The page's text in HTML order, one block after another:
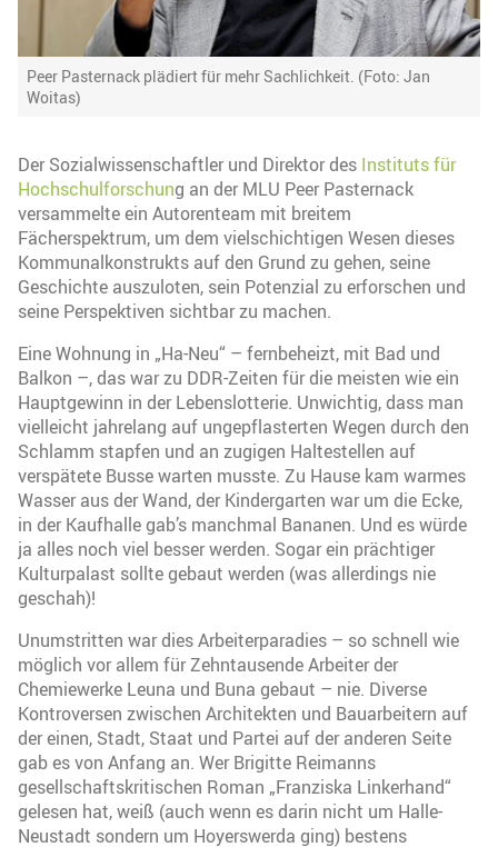
Peer Pasternack plädiert für mehr Sachlichkeit. (Foto: Jan
Woitas)
Der Sozialwissenschaftler und Direktor des Instituts für
Hochschulforschung an der MLU Peer Pasternack
versammelte ein Autorenteam mit breitem
Fächerspektrum, um dem vielschichtigen Wesen dieses
Kommunalkonstrukts auf den Grund zu gehen, seine
Geschichte auszuloten, sein Potenzial zu erforschen und
seine Perspektiven sichtbar zu machen.
Eine Wohnung in „Ha-Neu“ – fernbeheizt, mit Bad und
Balkon –, das war zu DDR-Zeiten für die meisten wie ein
Hauptgewinn in der Lebenslotterie. Unwichtig, dass man
vielleicht jahrelang auf ungepflasterten Wegen durch den
Schlamm stapfen und an zugigen Haltestellen auf
verspätete Busse warten musste. Zu Hause kam warmes
Wasser aus der Wand, der Kindergarten war um die Ecke,
in der Kaufhalle gab’s manchmal Bananen. Und es würde
ja alles noch viel besser werden. Sogar ein prächtiger
Kulturpalast sollte gebaut werden (was allerdings nie
geschah)!
Unumstritten war dies Arbeiterparadies – so schnell wie
möglich vor allem für Zehntausende Arbeiter der
Chemiewerke Leuna und Buna gebaut – nie. Diverse
Kontroversen zwischen Architekten und Bauarbeitern auf
der einen, Stadt, Staat und Partei auf der anderen Seite
gab es von Anfang an. Wer Brigitte Reimanns
gesellschaftskritischen Roman „Franziska Linkerhand“
gelesen hat, weiß (auch wenn es darin nicht um Halle-
Neustadt sondern um Hoyerswerda ging) bestens